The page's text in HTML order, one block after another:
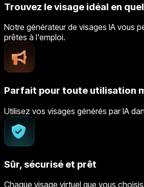
Trouvez le visage idéal en
Notre générateur de visages IA vous
prêtes à l'emploi.
Parfait pour toute utilisation
Utilisez vos visages générés par IA
Sûr, sécurisé et prêt
Chaque visage virtuel que vous